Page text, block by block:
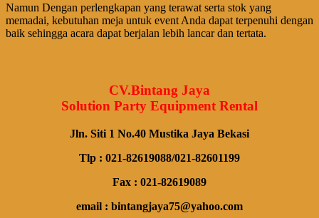
Namun Dengan perlengkapan yang terawat serta stok yang
memadai, kebutuhan meja untuk event Anda dapat terpenuhi dengan
baik sehingga acara dapat berjalan lebih lancar dan tertata.
CV.Bintang Jaya
Solution Party Equipment Rental
Jln. Siti 1 No.40 Mustika Jaya Bekasi
Tlp : 021-82619088/021-82601199
Fax : 021-82619089
email : bintangjaya75@yahoo.com